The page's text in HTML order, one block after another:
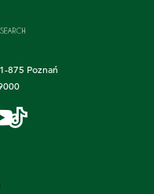
875 Poznań